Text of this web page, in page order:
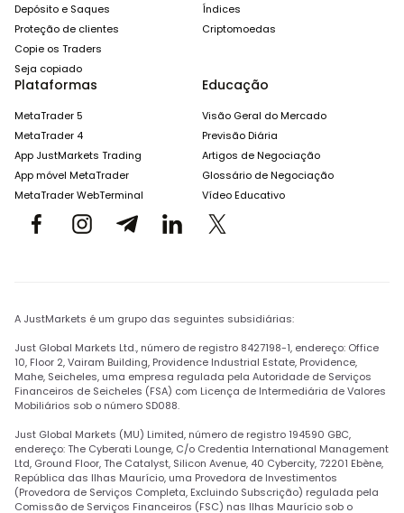
Depósito e Saques
Proteção de clientes
Copie os Traders
Seja copiado
Índices
Criptomoedas
Plataformas
MetaTrader 5
MetaTrader 4
App JustMarkets Trading
App móvel MetaTrader
MetaTrader WebTerminal
Educação
Visão Geral do Mercado
Previsão Diária
Artigos de Negociação
Glossário de Negociação
Vídeo Educativo
A JustMarkets é um grupo das seguintes subsidiárias:
Just Global Markets Ltd., número de registro 8427198-1, endereço: Office
10, Floor 2, Vairam Building, Providence Industrial Estate, Providence,
Mahe, Seicheles, uma empresa regulada pela Autoridade de Serviços
Financeiros de Seicheles (FSA) com Licença de Intermediária de Valores
Mobiliários sob o número SD088.
Just Global Markets (MU) Limited, número de registro 194590 GBC,
endereço: The Cyberati Lounge, C/o Credentia International Management
Ltd, Ground Floor, The Catalyst, Silicon Avenue, 40 Cybercity, 72201 Ebène,
República das Ilhas Maurício, uma Provedora de Investimentos
(Provedora de Serviços Completa, Excluindo Subscrição) regulada pela
Comissão de Serviços Financeiros (FSC) nas Ilhas Maurício sob o